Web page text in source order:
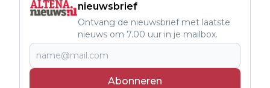
nieuwsbrief
Ontvang de nieuwsbrief met laatste
nieuws om 7.00 uur in je mailbox.
Abonneren